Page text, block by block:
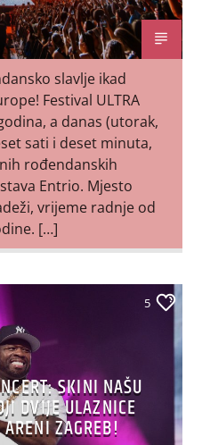
slavlje ikad
Festival ULTRA
a danas (utorak,
sati i deset minuta,
rođendanskih
Entrio. Mjesto
vrijeme radnje od
[…]
5
SKINI NAŠU
DVIJE ULAZNICE
ZAGREB!